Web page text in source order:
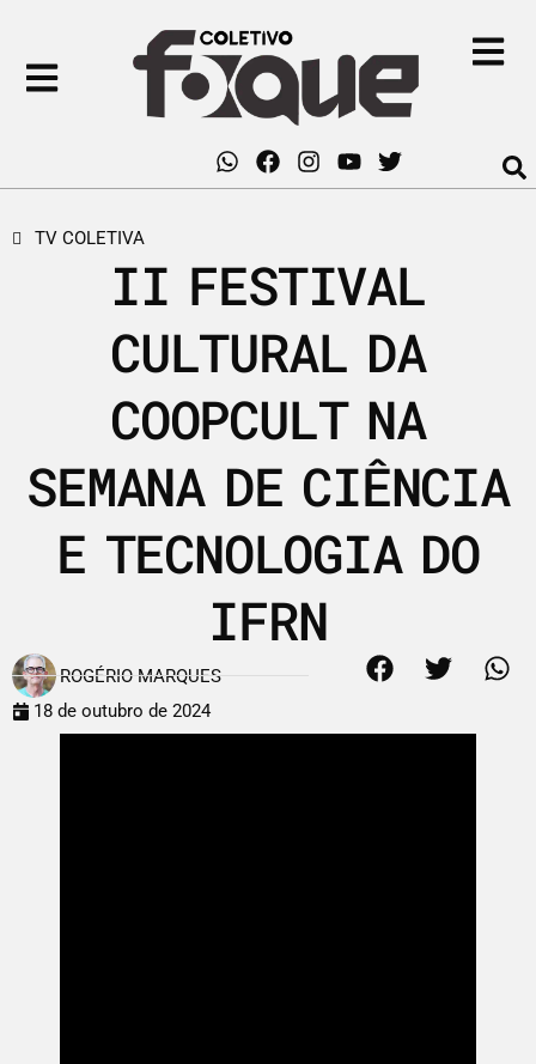
TV COLETIVA
II FESTIVAL
CULTURAL DA
COOPCULT NA
SEMANA DE CIÊNCIA
E TECNOLOGIA DO
IFRN
ROGÉRIO MARQUES
18 de outubro de 2024